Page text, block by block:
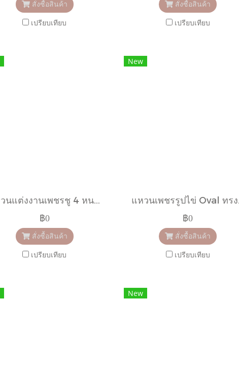
สั่งซื้อสินค้า
เปรียบเทียบ
สั่งซื้อสินค้า
เปรียบเทียบ
แหวนแต่งงานเพชรชู 4 หนามเตย
฿0
สั่งซื้อสินค้า
เปรียบเทียบ
New
฿0
สั่งซื้อสินค้า
เปรียบเทียบ
New